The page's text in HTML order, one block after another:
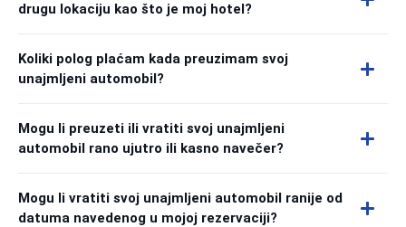
drugu lokaciju kao što je moj hotel?
Koliki polog plaćam kada preuzimam svoj
unajmljeni automobil?
Mogu li preuzeti ili vratiti svoj unajmljeni
automobil rano ujutro ili kasno navečer?
Mogu li vratiti svoj unajmljeni automobil ranije od
datuma navedenog u mojoj rezervaciji?